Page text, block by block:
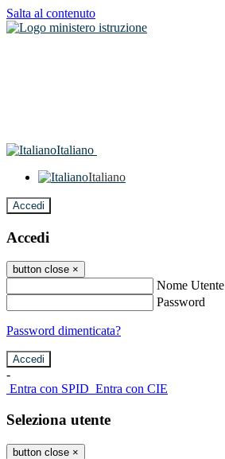
Salta al contenuto
Italiano
Italiano
Accedi
Accedi
button close ×
Nome Utente
Password
Password dimenticata?
-
Entra con SPID Entra con CIE
Seleziona utente
button close ×